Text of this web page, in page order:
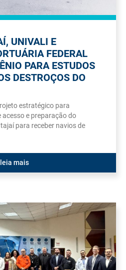
UNIVALI E
FEDERAL
PARA ESTUDOS
DESTROÇOS DO
estratégico para
e preparação do
para receber navios de
leia mais